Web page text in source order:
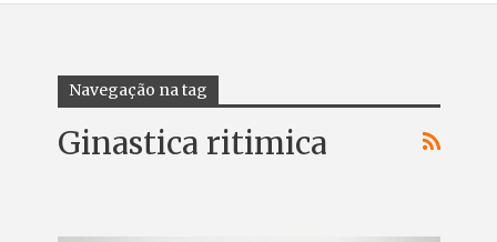
Navegação na tag
Ginastica ritimica